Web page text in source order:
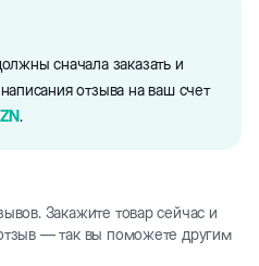
сначала заказать и
отзыва на ваш счет
.
Закажите товар сейчас и
— так вы поможете другим